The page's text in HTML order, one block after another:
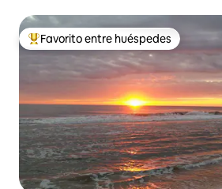
Favorito entre los huéspedes más
Favorito entre huéspedes